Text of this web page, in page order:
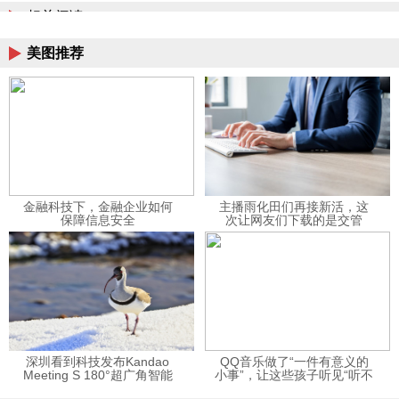
相关阅读
美图推荐
金融科技下，金融企业如何
保障信息安全
主播雨化田们再接新活，这
次让网友们下载的是交管
12123APP
深圳看到科技发布Kandao
Meeting S 180°超广角智能
QQ音乐做了“一件有意义的
小事”，让这些孩子听见“听不